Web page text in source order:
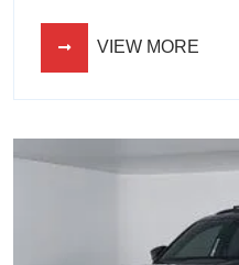
VIEW MORE